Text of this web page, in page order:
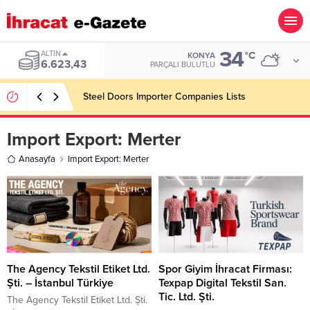
ALTIN
6.623,43
KONYA
PARÇALI BULUTLU 34°C
Steel Doors Importer Companies Lists
Import Export: Merter
Anasayfa Import Export: Merter
The Agency Tekstil Etiket Ltd.
Şti. – İstanbul Türkiye
The Agency Tekstil Etiket Ltd. Şti.
Spor Giyim İhracat Firması:
Texpap Digital Tekstil San.
Tic. Ltd. Şti.